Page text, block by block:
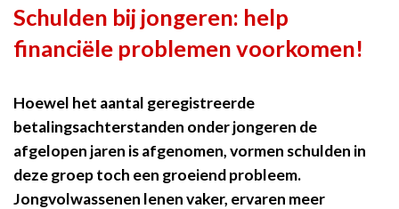
Schulden bij jongeren: help
financiële problemen voorkomen!
Hoewel het aantal geregistreerde
betalingsachterstanden onder jongeren de
afgelopen jaren is afgenomen, vormen schulden in
deze groep toch een groeiend probleem.
Jongvolwassenen lenen vaker, ervaren meer